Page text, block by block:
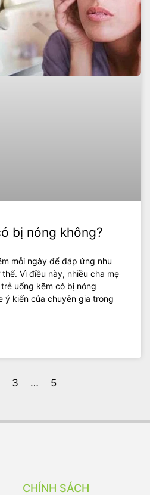
bị nóng không?
mỗi ngày để đáp ứng nhu
Vì điều này, nhiều cha mẹ
uống kẽm có bị nóng
ý kiến của chuyên gia trong
3 … 5
CHÍNH SÁCH